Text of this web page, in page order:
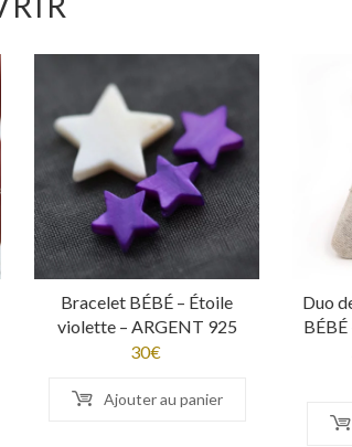
Bracelet BÉBÉ – Étoile
violette – ARGENT 925
30€
Ajouter au panier
Duo
BÉBÉ